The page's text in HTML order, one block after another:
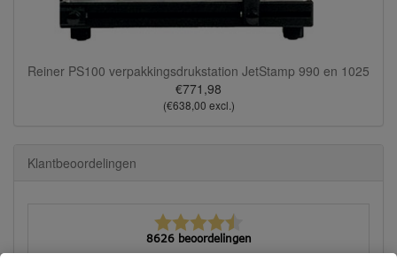
Reiner PS100 verpakkingsdrukstation JetStamp 990 en 1025
€771,98
(€638,00 excl.)
Klantbeoordelingen
8626 beoordelingen